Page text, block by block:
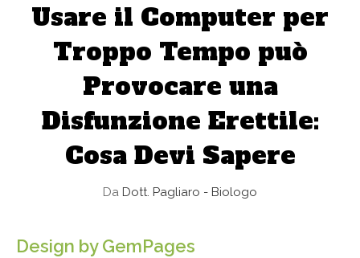
Usare il Computer per
Troppo Tempo può
Provocare una
Disfunzione Erettile:
Cosa Devi Sapere
Da Dott. Pagliaro - Biologo
Design by GemPages